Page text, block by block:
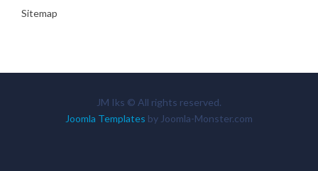
Sitemap
JM Iks © All rights reserved.
Joomla Templates by Joomla-Monster.com